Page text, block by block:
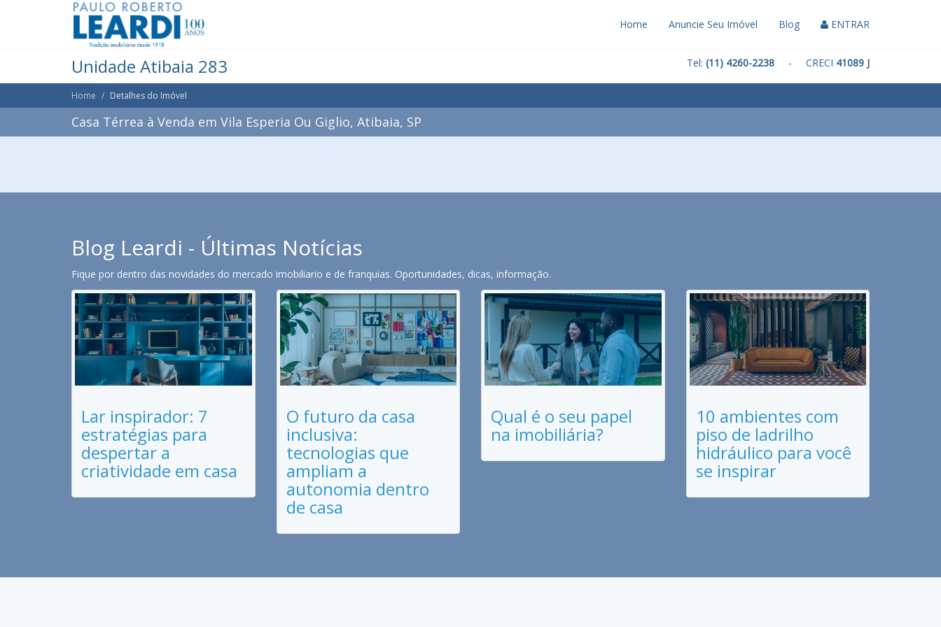
Home Anuncie Seu Imóvel Blog ENTRAR
Unidade Atibaia 283 Tel: (11) 4260-2238 - CRECI 41089 J
Home Detalhes do Imóvel
Casa Térrea à Venda em Vila Esperia Ou Giglio, Atibaia, SP
Blog Leardi - Últimas Notícias
Fique por dentro das novidades do mercado imobiliario e de franquias. Oportunidades, dicas, informação.
Lar inspirador: 7
estratégias para
despertar a
criatividade em casa
O futuro da casa
inclusiva:
tecnologias que
ampliam a
autonomia dentro
de casa
Qual é o seu papel
na imobiliária?
10 ambientes com
piso de ladrilho
hidráulico para você
se inspirar